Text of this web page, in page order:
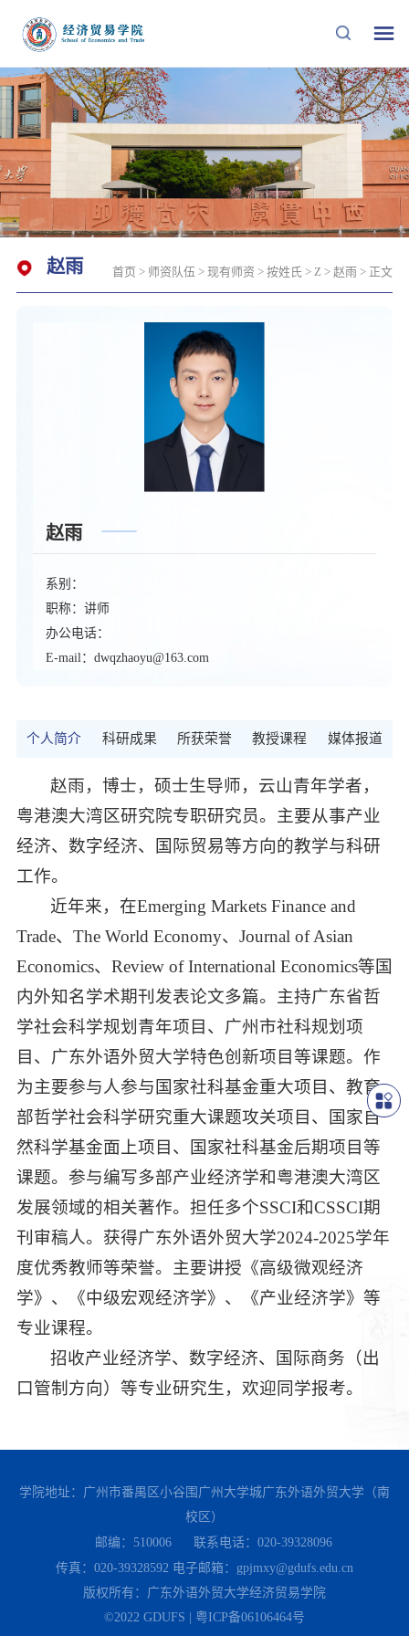
赵雨 首页 > 师资队伍 >现有师资 >按姓氏 >Z >赵雨 > 正文
赵雨
系别：
职称：讲师
办公电话：
E-mail：dwqzhaoyu@163.com
个人简介 科研成果 所获荣誉 教授课程 媒体报道
赵雨，博士，硕士生导师，云山青年学者，
粤港澳大湾区研究院专职研究员。主要从事产业
经济、数字经济、国际贸易等方向的教学与科研
工作。
近年来，在Emerging Markets Finance and
Trade、The World Economy、Journal of Asian
Economics、Review of International Economics等国
内外知名学术期刊发表论文多篇。主持广东省哲
学社会科学规划青年项目、广州市社科规划项
目、广东外语外贸大学特色创新项目等课题。作
为主要参与人参与国家社科基金重大项目、教育
部哲学社会科学研究重大课题攻关项目、国家自
然科学基金面上项目、国家社科基金后期项目等
课题。参与编写多部产业经济学和粤港澳大湾区
发展领域的相关著作。担任多个SSCI和CSSCI期
刊审稿人。获得广东外语外贸大学2024-2025学年
度优秀教师等荣誉。主要讲授《高级微观经济
学》、《中级宏观经济学》、《产业经济学》等
专业课程。
招收产业经济学、数字经济、国际商务（出
口管制方向）等专业研究生，欢迎同学报考。
学院地址：广州市番禺区小谷围广州大学城广东外语外贸大学（南
校区）
邮编：510006
联系电话：020-39328096
传真：020-39328592 电子邮箱：gpjmxy@gdufs.edu.cn
版权所有：广东外语外贸大学经济贸易学院
©2022 GDUFS | 粤ICP备06106464号